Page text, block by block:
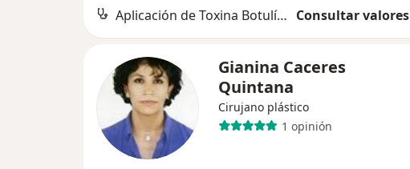
Aplicación de Toxina Botulínica (Botox) Consultar valores
Gianina Caceres
Quintana
Cirujano plástico
1 opinión